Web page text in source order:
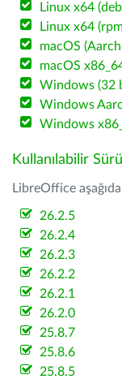
Linux x64
Linux x64
macOS
macOS
Windows (32
Windows
Windows
Kullanılabilir
LibreOffice
26.2.5
26.2.4
26.2.3
26.2.2
26.2.1
26.2.0
25.8.7
25.8.6
25.8.5